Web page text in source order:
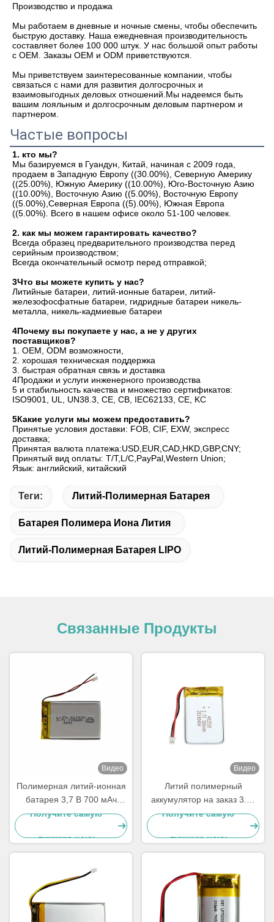
Производство и продажа
Мы работаем в дневные и ночные смены, чтобы обеспечить
быструю доставку. Наша ежедневная производительность
составляет более 100 000 штук. У нас большой опыт работы
с OEM. Заказы OEM и ODM приветствуются.
Мы приветствуем заинтересованные компании, чтобы
связаться с нами для развития долгосрочных и
взаимовыгодных деловых отношений.Мы надеемся быть
вашим лояльным и долгосрочным деловым партнером и
партнером.
Частые вопросы
1. кто мы?
Мы базируемся в Гуандун, Китай, начиная с 2009 года,
продаем в Западную Европу ((30.00%), Северную Америку
((25.00%), Южную Америку ((10.00%), Юго-Восточную Азию
((10.00%), Восточную Азию ((5.00%), Восточную Европу
((5.00%),Северная Европа ((5).00%), Южная Европа
((5.00%). Всего в нашем офисе около 51-100 человек.
2. как мы можем гарантировать качество?
Всегда образец предварительного производства перед
серийным производством;
Всегда окончательный осмотр перед отправкой;
3Что вы можете купить у нас?
Литийные батареи, литий-ионные батареи, литий-
железофосфатные батареи, гидридные батареи никель-
металла, никель-кадмиевые батареи
4Почему вы покупаете у нас, а не у других
поставщиков?
1. OEM, ODM возможности,
2. хорошая техническая поддержка
3. быстрая обратная связь и доставка
4Продажи и услуги инженерного производства
5 и стабильность качества и множество сертификатов:
ISO9001, UL, UN38.3, CE, CB, IEC62133, CE, KC
5Какие услуги мы можем предоставить?
Принятые условия доставки: FOB, CIF, EXW, экспресс
доставка;
Принятая валюта платежа:USD,EUR,CAD,HKD,GBP,CNY;
Принятый вид оплаты: T/T,L/C,PayPal,Western Union;
Язык: английский, китайский
Теги: Литий-Полимерная Батарея
Батарея Полимера Иона Лития
Литий-Полимерная Батарея LIPO
Связанные Продукты
Видео
Полимерная литий-ионная
батарея 3,7 В 700 мАч
LP423450
Получите самую
лучшую цену
Видео
Литий полимерный
аккумулятор на заказ 3.7v
300mah Липо аккумулятор
Получите самую
лучшую цену